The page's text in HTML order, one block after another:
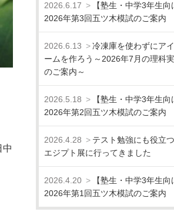
中
2026.6.17
【塾生・中学3年生向
2026年第3回五ツ木模試のご案内
2026.6.13
冷凍庫を使わずにア
ームを作ろう～2026年7月の理科
のご案内～
2026.5.18
【塾生・中学3年生向
2026年第2回五ツ木模試のご案内
2026.4.28
テスト勉強にも役立
エジプト展に行ってきました
2026.4.20
【塾生・中学3年生向
2026年第1回五ツ木模試のご案内